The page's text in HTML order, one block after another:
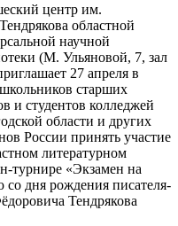
центр им.
областной
научной
(М. Ульяновой, 7, зал
27 апреля в
старших
и студентов колледжей
области и других
России принять участие
литературном
турнире «Экзамен на
со дня рождения писателя-
Тендрякова